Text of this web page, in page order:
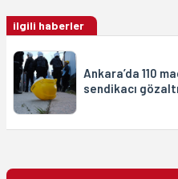
ilgili haberler
Ankara’da 110
sendikacı